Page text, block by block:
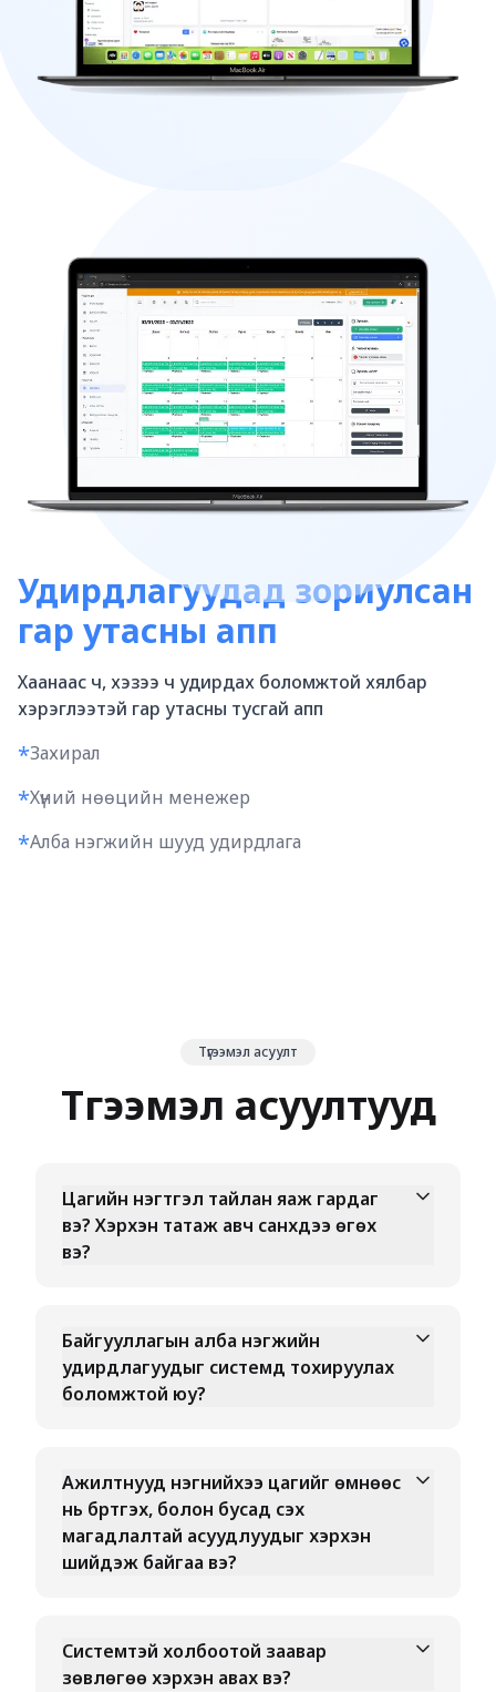
Удирдлагуудад зориулсан
гар утасны апп
Хаанаас ч, хэзээ ч удирдах боломжтой хялбар
хэрэглээтэй гар утасны тусгай апп
*Захирал
*Хүний нөөцийн менежер
*Алба нэгжийн шууд удирдлага
Түгээмэл асуулт
Түгээмэл асуултууд
Цагийн нэгтгэл тайлан яаж гардаг
вэ? Хэрхэн татаж авч санхүүдээ өгөх
вэ?
Байгууллагын алба нэгжийн
удирдлагуудыг системд тохируулах
боломжтой юу?
Ажилтнууд нэгнийхээ цагийг өмнөөс
нь бүртгэх, болон бусад үүсэх
магадлалтай асуудлуудыг хэрхэн
шийдэж байгаа вэ?
Системтэй холбоотой заавар
зөвлөгөө хэрхэн авах вэ?